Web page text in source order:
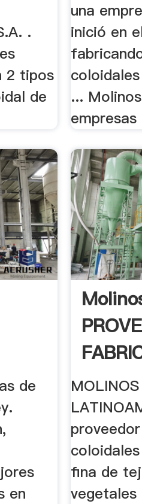
.
2 tipos
de
una
inició en
...
empresas
de
en
fina de